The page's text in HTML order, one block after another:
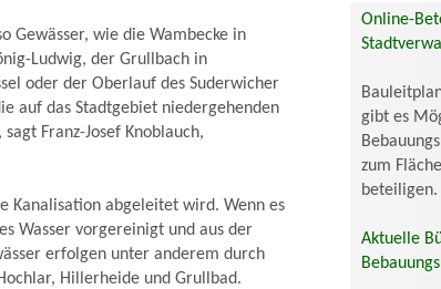
Gewässer, wie die Wambecke in
Ludwig, der Grullbach in
oder der Oberlauf des Suderwicher
auf das Stadtgebiet niedergehenden
Franz-Josef Knoblauch,
Kanalisation abgeleitet wird. Wenn es
Wasser vorgereinigt und aus der
erfolgen unter anderem durch
Hillerheide und Grullbad.
Online-
gibt es
zum
beteiligen.
Aktuelle